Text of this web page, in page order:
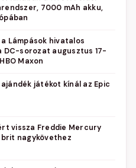
7000 mAh akku,
Lámpások hivatalos
DC-sorozat augusztus 17-
Maxon
játékot kínál az Epic
vissza Freddie Mercury
nagykövethez